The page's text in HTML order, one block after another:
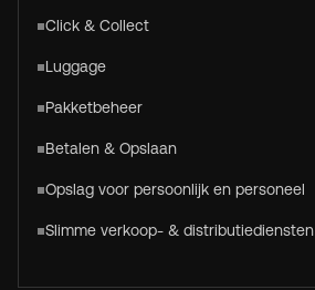
Click & Collect
Luggage
Pakketbeheer
Betalen & Opslaan
Opslag voor persoonlijk en personeel
Slimme verkoop- & distributiediensten